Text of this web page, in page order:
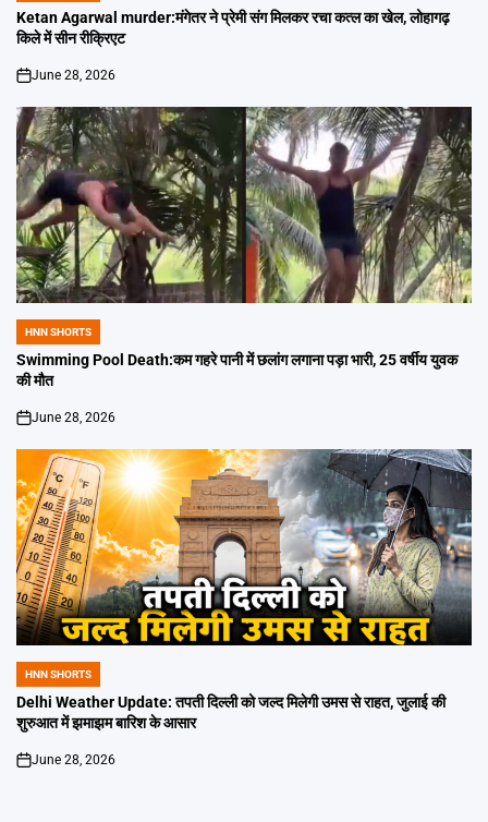
IN
Ketan Agarwal murder:मंगेतर ने प्रेमी संग मिलकर रचा कत्ल का खेल, लोहागढ़
किले में सीन रीक्रिएट
on
June 28, 2026
POSTED
IN
HNN SHORTS
Swimming Pool Death:कम गहरे पानी में छलांग लगाना पड़ा भारी, 25 वर्षीय युवक
की मौत
on
June 28, 2026
POSTED
IN
HNN SHORTS
Delhi Weather Update: तपती दिल्ली को जल्द मिलेगी उमस से राहत, जुलाई की
शुरुआत में झमाझम बारिश के आसार
on
June 28, 2026